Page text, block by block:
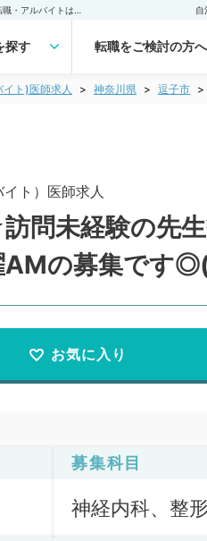
自
探す 転職をご検討の方へ
ト)医師求人 神奈川県 逗子市
ト）医師求人
訪問未経験の
AMの募集です
お気に入り
募集科目
神経内科、整